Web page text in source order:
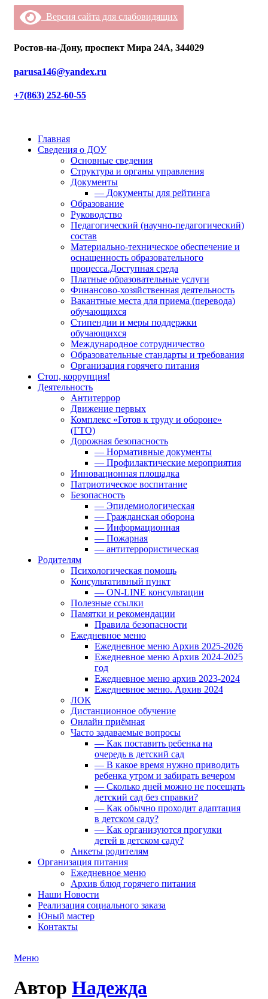
Версия сайта для слабовидящих
Ростов-на-Дону, проспект Мира 24А, 344029
parusa146@yandex.ru
+7(863) 252-60-55
Главная
Сведения о ДОУ
Основные сведения
Структура и органы управления
Документы
— Документы для рейтинга
Образование
Руководство
Педагогический (научно-педагогический)
состав
Материально-техническое обеспечение и
оснащенность образовательного
процесса.Доступная среда
Платные образовательные услуги
Финансово-хозяйственная деятельность
Вакантные места для приема (перевода)
обучающихся
Стипендии и меры поддержки
обучающихся
Международное сотрудничество
Образовательные стандарты и требования
Организация горячего питания
Стоп, коррупция!
Деятельность
Антитеррор
Движение первых
Комплекс «Готов к труду и обороне»
(ГТО)
Дорожная безопасность
— Нормативные документы
— Профилактические мероприятия
Инновационная площадка
Патриотическое воспитание
Безопасность
— Эпидемиологическая
— Гражданская оборона
— Информационная
— Пожарная
— антитеррористическая
Родителям
Психологическая помощь
Консультативный пункт
— ON-LINE консультации
Полезные ссылки
Памятки и рекомендации
Правила безопасности
Ежедневное меню
Ежедневное меню Архив 2025-2026
Ежедневное меню Архив 2024-2025
год
Ежедневное меню архив 2023-2024
Ежедневное меню. Архив 2024
ЛОК
Дистанционное обучение
Онлайн приёмная
Часто задаваемые вопросы
— Как поставить ребенка на
очередь в детский сад
— В какое время нужно приводить
ребенка утром и забирать вечером
— Сколько дней можно не посещать
детский сад без справки?
— Как обычно проходит адаптация
в детском саду?
— Как организуются прогулки
детей в детском саду?
Анкеты родителям
Организация питания
Ежедневное меню
Архив блюд горячего питания
Наши Новости
Реализация социального заказа
Юный мастер
Контакты
Меню
Автор Надежда